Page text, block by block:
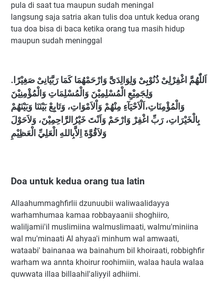
pula di saat tua maupun sudah meningal
langsung saja satria akan tulis doa untuk kedua orang
tua doa bisa di baca ketika orang tua masih hidup
maupun sudah meninggal
اَللّٰهُمَّ اغْفِرْلِىْ ذُنُوْبِىْ وَلِوَالِدَىَّ وَارْحَمْهُمَا كَمَا رَبَّيَانِىْ صَغِيْرًا.
وَلِجَمِيْعِ الْمُسْلِمِيْنَ وَالْمُسْلِمَاتِ وَالْمُؤْمِنِيْنَ
وَالْمُؤْمِنَاتِ،اَلْاَحْيَآءِ مِنْهُمْ وَاْلاَمْوَاتِ، وَتَابِعْ بَيْنَنَا وَبَيْنَهُمْ
بِالْخَيْرَاتِ، رَبِّ اغْفِرْ وَارْحَمْ وَاَنْتَ خَيْرُالرَّاحِمِيْنَ، وَلاَحَوْلَ
وَلاَقُوَّةَ اِلاَّبِاللهِ الْعَلِيِّ الْعَظِيْمِ
Doa untuk kedua orang tua latin
Allaahummaghfirlii dzunuubii waliwaalidayya
warhamhumaa kamaa robbayaanii shoghiiro,
waliljamii'il muslimiina walmuslimaati, walmu'miniina
wal mu'minaati Al ahyaa'i minhum wal amwaati,
wataabi' bainanaa wa bainahum bil khoiraati, robbighfir
warham wa annta khoirur roohimiin, walaa haula walaa
quwwata illaa billaahil'aliyyil adhiimi.